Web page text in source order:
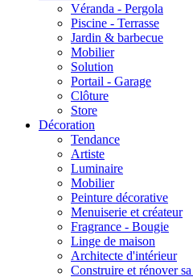
Véranda - Pergola
Piscine - Terrasse
Jardin & barbecue
Mobilier
Solution
Portail - Garage
Clôture
Store
Décoration
Tendance
Artiste
Luminaire
Mobilier
Peinture décorative
Menuiserie et créateur
Fragrance - Bougie
Linge de maison
Architecte d'intérieur
Construire et rénover